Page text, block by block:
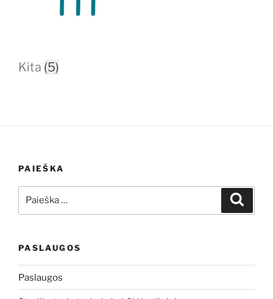
Kita (5)
PAIEŠKA
PASLAUGOS
Paslaugos